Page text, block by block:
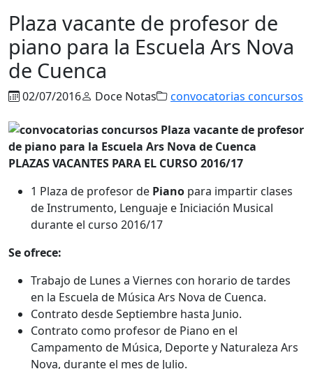
Plaza vacante de profesor de
piano para la Escuela Ars Nova
de Cuenca
02/07/2016 Doce Notas convocatorias concursos
PLAZAS VACANTES PARA EL CURSO 2016/17
1 Plaza de profesor de Piano para impartir clases
de Instrumento, Lenguaje e Iniciación Musical
durante el curso 2016/17
Se ofrece:
Trabajo de Lunes a Viernes con horario de tardes
en la Escuela de Música Ars Nova de Cuenca.
Contrato desde Septiembre hasta Junio.
Contrato como profesor de Piano en el
Campamento de Música, Deporte y Naturaleza Ars
Nova, durante el mes de Julio.